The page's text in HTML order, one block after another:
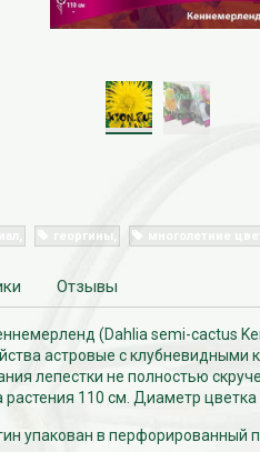
георгины
Отзывы
(Dahlia semi-cactus
астровые с
лепестки не полностью
110 см. Диаметр цветка
упакован в перфорированный